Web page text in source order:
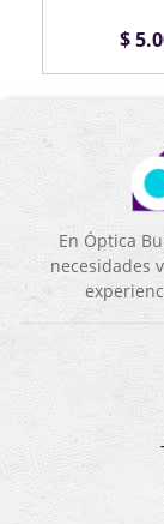
$
En Óptica
necesidades